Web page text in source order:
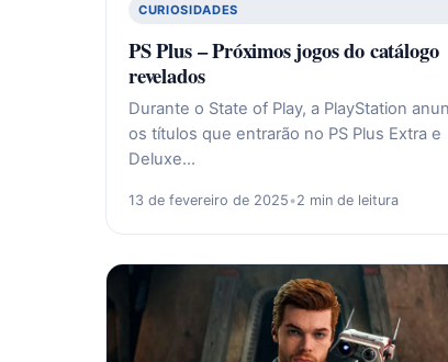
CURIOSIDADES
PS Plus – Próximos jogos do catálogo
revelados
Durante o State of Play, a PlayStation
os títulos que entrarão no PS Plus Extra e
Deluxe…
13 de fevereiro de 2025•2 min de leitura